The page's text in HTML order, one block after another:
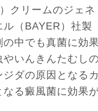
クリームのジェネ
（BAYER）社製
中でも真菌に効
いんきんたむし
ダの原因となる
る癜風菌に効果